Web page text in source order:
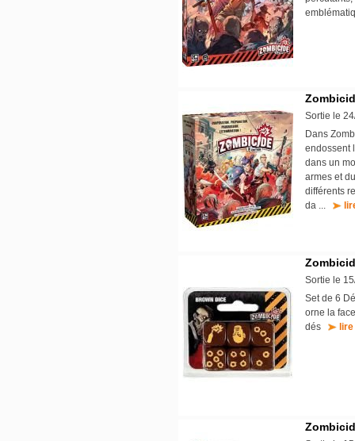
Sortie le
Dans
endossent
dans un
armes et
différents
da ...
Sortie le
Set de 6
orne la
dés